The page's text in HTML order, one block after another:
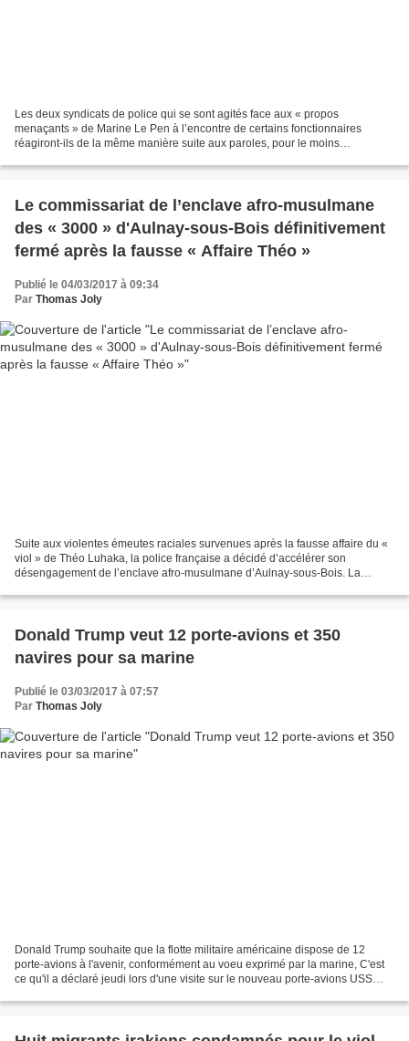
Les deux syndicats de police qui se sont agités face aux « propos
menaçants » de Marine Le Pen à l’encontre de certains fonctionnaires
réagiront-ils de la même manière suite aux paroles, pour le moins
Le commissariat de l’enclave afro-musulmane
des « 3000 » d'Aulnay-sous-Bois définitivement
fermé après la fausse « Affaire Théo »
Publié le 04/03/2017 à 09:34
Par Thomas Joly
Suite aux violentes émeutes raciales survenues après la fausse affaire du «
viol » de Théo Luhaka, la police française a décidé d’accélérer son
désengagement de l’enclave afro-musulmane d’Aulnay-sous-Bois. La
Donald Trump veut 12 porte-avions et 350
navires pour sa marine
Publié le 03/03/2017 à 07:57
Par Thomas Joly
Donald Trump souhaite que la flotte militaire américaine dispose de 12
porte-avions à l'avenir, conformément au voeu exprimé par la marine, C'est
ce qu'il a déclaré jeudi lors d'une visite sur le nouveau porte-avions USS